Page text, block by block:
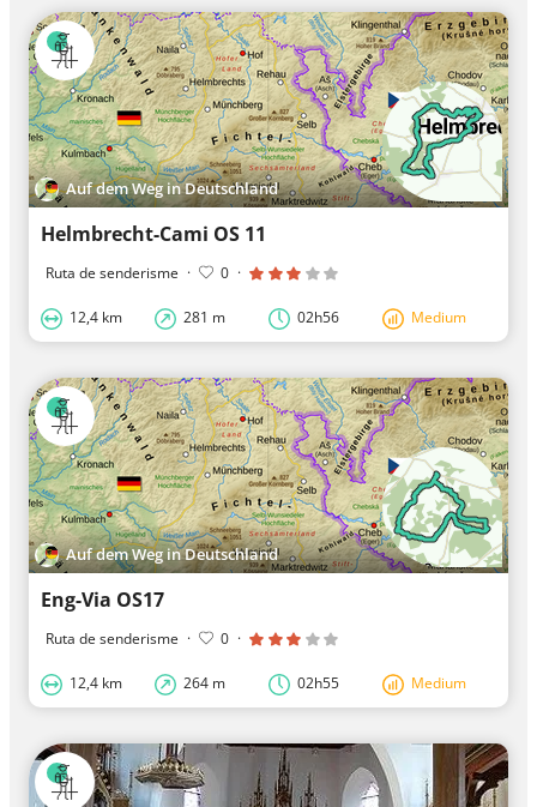
Auf dem Weg in Deutschland
Helmbrecht-Cami OS 11
Ruta de senderisme · 0 ·
12,4 km 281 m 02h56 Medium
Auf dem Weg in Deutschland
Eng-Via OS17
Ruta de senderisme · 0 ·
12,4 km 264 m 02h55 Medium